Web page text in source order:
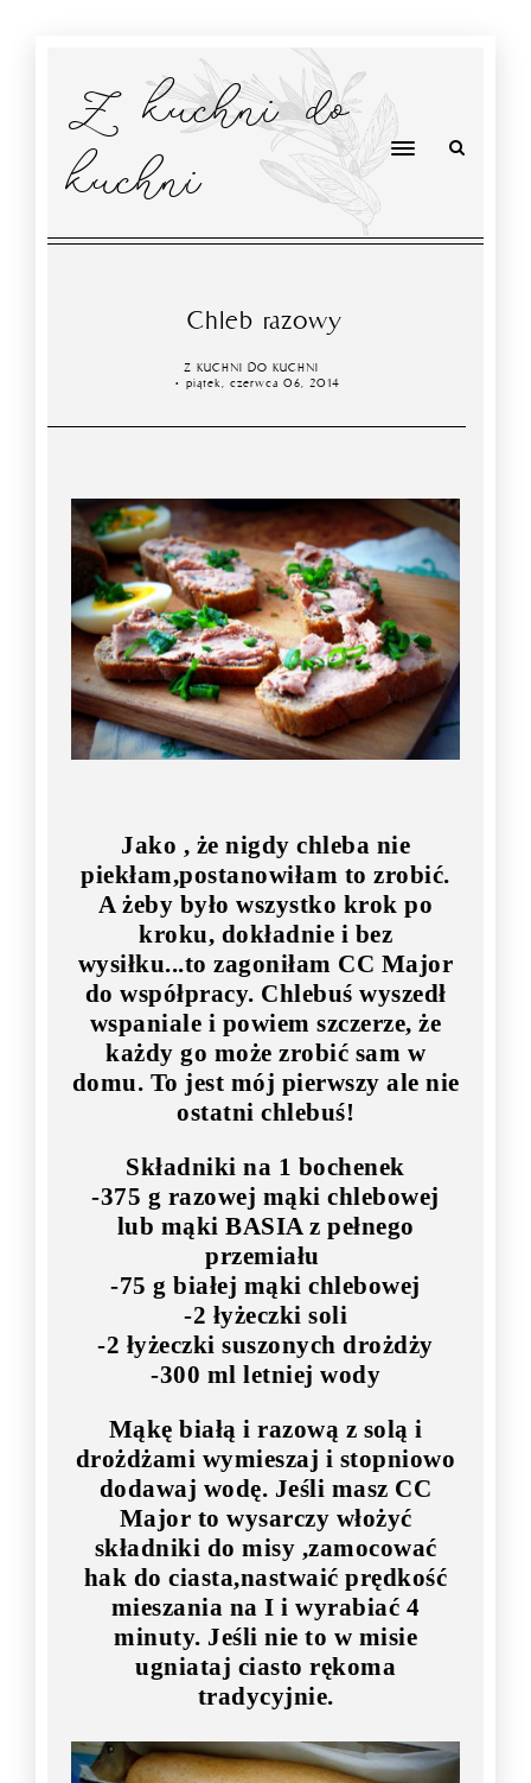
Z kuchni do
kuchni
Chleb razowy
Z KUCHNI DO KUCHNI
piątek, czerwca 06, 2014
Jako , że nigdy chleba nie
piekłam,postanowiłam to zrobić.
A żeby było wszystko krok po
kroku, dokładnie i bez
wysiłku...to zagoniłam CC Major
do współpracy. Chlebuś wyszedł
wspaniale i powiem szczerze, że
każdy go może zrobić sam w
domu. To jest mój pierwszy ale nie
ostatni chlebuś!
Składniki na 1 bochenek
-375 g razowej mąki chlebowej
lub mąki BASIA z pełnego
przemiału
-75 g białej mąki chlebowej
-2 łyżeczki soli
-2 łyżeczki suszonych drożdży
-300 ml letniej wody
Mąkę białą i razową z solą i
drożdżami wymieszaj i stopniowo
dodawaj wodę. Jeśli masz CC
Major to wysarczy włożyć
składniki do misy ,zamocować
hak do ciasta,nastwaić prędkość
mieszania na I i wyrabiać 4
minuty. Jeśli nie to w misie
ugniataj ciasto rękoma
tradycyjnie.